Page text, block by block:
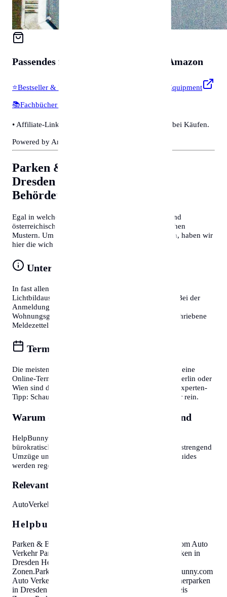
Passendes für auf Amazon
⭐Bestseller & Favoriten
Profi-Werkzeug & Equipment
📚Fachbücher & Guides
• Affiliate-Link: Wir erhalten eine kleine Provision bei Käufen.
Powered by Amazon 🛒
Parken & Bewohnerparken in
Dresden
Behördengänge
Egal in welcher Stadt Sie sich befinden, deutsche und
österreichische Behördenprozesse folgen oft ähnlichen
Mustern. Um Zeit zu sparen und Frust zu vermeiden, haben wir
hier die wichtigsten Tipps für Sie zusammengefasst:
Unterlagen vorbereiten
In fast allen Fällen benötigen Sie einen gültigen
Lichtbildausweis (Reisepass oder Personalausweis). Bei der
Anmeldung eines Wohnsitzes ist zudem die
Wohnungsgeberbestätigung (in DE) bzw. der unterschriebene
Meldezettel (in AT) zwingend erforderlich.
Termine online buchen
Die meisten Bürgerservice-Stellen bieten mittlerweile eine
Online-Terminvereinbarung an. In Großstädten wie Berlin oder
Wien sind diese oft Wochen im Voraus ausgebucht. Experten-
Tipp: Schauen Sie morgens gegen 7:30 oder 8:00 Uhr rein.
Warum diese Informationen wichtig sind
HelpBunny.com hat es sich zur Aufgabe gemacht,
bürokratische Hürden abzubauen. Wir wissen, wie anstrengend
Umzüge und Behördengänge sein können. Unsere Guides
werden regelmäßig aktualisiert.
Relevante Themen:
AutoVerkehr
Helpbunny.com SEO Cloud
Parken & Bewohnerparken in Dresden Helpbunny.com Auto
Verkehr Parkausweis Zonen
Parken & Bewohnerparken in
Dresden Helpbunny.com
Zonen.Parken & Bewohnerparken in Dresden
Helpbunny.com
Auto Verkehr Parkausweis Zonen
Parken & Bewohnerparken
in Dresden
Auto Verkehr Parkausweis